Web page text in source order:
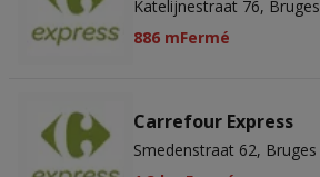
Katelijnestraat 76, Bruges
886 mFermé
Carrefour Express
Smedenstraat 62, Bruges